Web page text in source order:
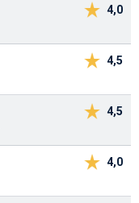
4,0
4,5
4,5
4,0